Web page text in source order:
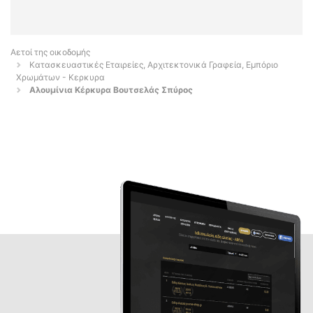
Αετοί της οικοδομής
Κατασκευαστικές Εταιρείες, Αρχιτεκτονικά Γραφεία, Εμπόριο
Χρωμάτων - Κερκυρα
Αλουμίνια Κέρκυρα Βουτσελάς Σπύρος